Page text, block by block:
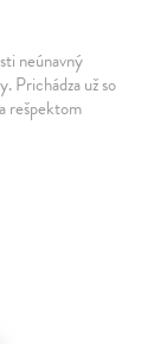
neúnavný
Prichádza už so
rešpektom